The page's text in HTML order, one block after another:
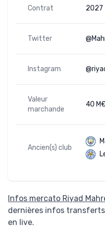
Contrat 2027
Twitter
Instagram
Valeur
marchande
40
Ancien(s) club
Infos mercato Riyad
dernières infos
en live.